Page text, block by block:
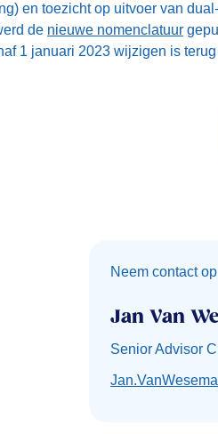
en toezicht op uitvoer van
de nieuwe nomenclatuur
1 januari 2023 wijzigen is
Neem contact op
Jan Van
Senior Advisor